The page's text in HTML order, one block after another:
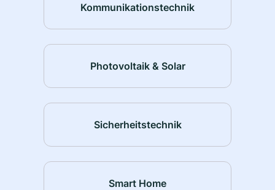
Kommunikationstechnik
Photovoltaik & Solar
Sicherheitstechnik
Smart Home